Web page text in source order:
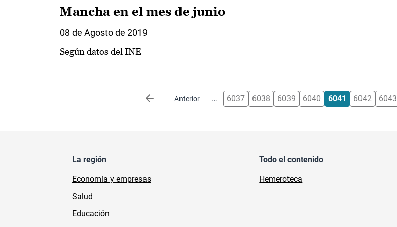
Mancha en el mes de junio
08 de Agosto de 2019
Según datos del INE
Anterior
Página anterior … 6037 6038 6039 6040 6041 6042 6043
La región
Economía y empresas
Salud
Educación
Todo el contenido
Hemeroteca